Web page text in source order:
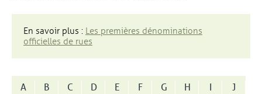
En savoir plus : Les premières dénominations
officielles de rues
A B C D E F G H I
J